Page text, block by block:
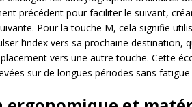
précédent pour faciliter le suivant,
Pour la touche M, cela signifie
l’index vers sa prochaine destination,
vers une autre touche. Cette
sur de longues périodes sans fatigue